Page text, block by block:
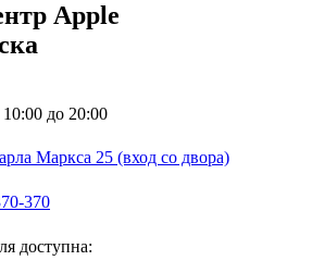
Apple
до 20:00
Маркса 25 (вход со двора)
370
доступна: